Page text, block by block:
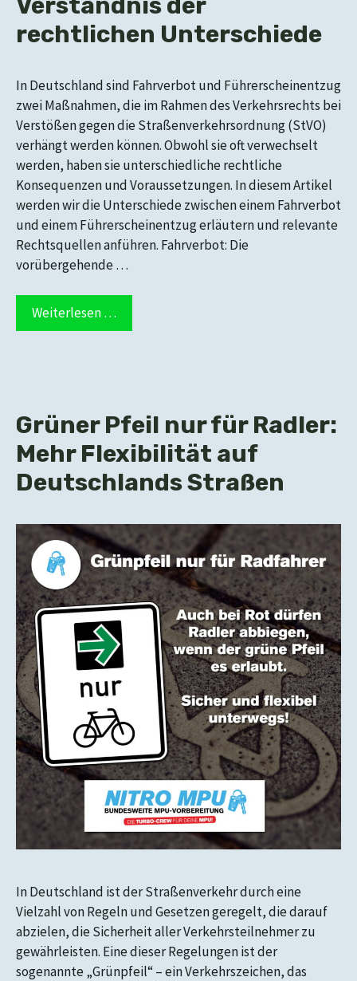
rechtlichen Unterschiede
In Deutschland sind Fahrverbot und Führerscheinentzug
zwei Maßnahmen, die im Rahmen des Verkehrsrechts bei
Verstößen gegen die Straßenverkehrsordnung (StVO)
verhängt werden können. Obwohl sie oft verwechselt
werden, haben sie unterschiedliche rechtliche
Konsequenzen und Voraussetzungen. In diesem Artikel
werden wir die Unterschiede zwischen einem Fahrverbot
und einem Führerscheinentzug erläutern und relevante
Rechtsquellen anführen. Fahrverbot: Die
vorübergehende …
Weiterlesen …
Grüner Pfeil nur für Radler:
Mehr Flexibilität auf
Deutschlands Straßen
In Deutschland ist der Straßenverkehr durch eine
Vielzahl von Regeln und Gesetzen geregelt, die darauf
abzielen, die Sicherheit aller Verkehrsteilnehmer zu
gewährleisten. Eine dieser Regelungen ist der
sogenannte „Grünpfeil“ – ein Verkehrszeichen, das